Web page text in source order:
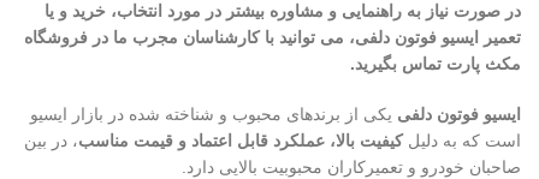
در صورت نیاز به راهنمایی و مشاوره بیشتر در مورد انتخاب، خرید و یا
تعمیر ایسیو فوتون دلفی، می توانید با کارشناسان مجرب ما در فروشگاه
مکث پارت تماس بگیرید.
ایسیو فوتون دلفی یکی از برندهای محبوب و شناخته شده در بازار ایسیو
است که به دلیلکیفیت بالا، عملکرد قابل اعتماد و قیمت مناسب، در بین
صاحبان خودرو و تعمیرکاران محبوبیت بالایی دارد.